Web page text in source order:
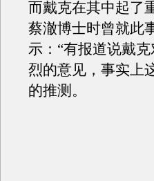
而戴克在其中起了
蔡澈博士时曾就此
示：“有报道说戴
烈的意见，事实上
的推测。